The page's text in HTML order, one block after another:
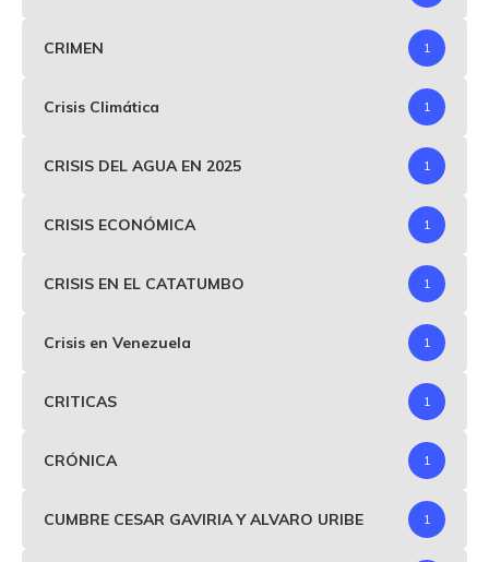
CRIMEN 1
Crisis Climática 1
CRISIS DEL AGUA EN 2025 1
CRISIS ECONÓMICA 1
CRISIS EN EL CATATUMBO 1
Crisis en Venezuela 1
CRITICAS 1
CRÓNICA 1
CUMBRE CESAR GAVIRIA Y ALVARO URIBE 1